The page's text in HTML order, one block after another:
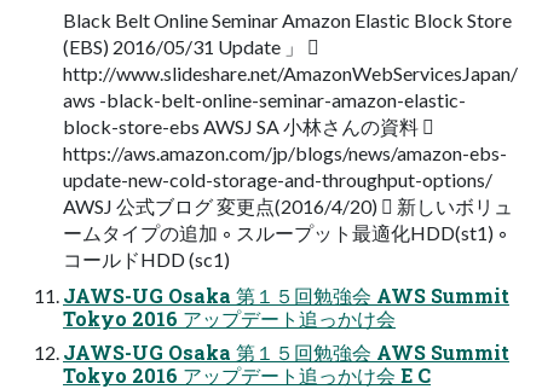
Black Belt Online Seminar Amazon Elastic Block Store
(EBS) 2016/05/31 Update 」 
http://www.slideshare.net/AmazonWebServicesJapan/
aws -black-belt-online-seminar-amazon-elastic-
block-store-ebs AWSJ SA 小林さんの資料 
https://aws.amazon.com/jp/blogs/news/amazon-ebs-
update-new-cold-storage-and-throughput-options/
AWSJ 公式ブログ 変更点(2016/4/20)  新しいボリュ
ームタイプの追加 ◦ スループット最適化HDD(st1) ◦
コールドHDD (sc1)
JAWS-UG Osaka 第１５回勉強会 AWS Summit
Tokyo 2016 アップデート追っかけ会
JAWS-UG Osaka 第１５回勉強会 AWS Summit
Tokyo 2016 アップデート追っかけ会 E C